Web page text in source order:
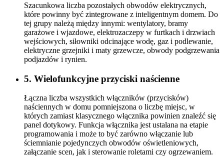
Szacunkowa liczba pozostałych obwodów elektrycznych,
które powinny być zintegrowane z inteligentnym domem. Do
tej grupy należą między innymi: wentylatory, bramy
garażowe i wjazdowe, elektrozaczepy w furtkach i drzwiach
wejściowych, siłowniki odcinające wodę, gaz i podlewanie,
elektryczne grzejniki i maty grzewcze, obwody podgrzewania
podjazdów i rynien.
5. Wielofunkcyjne przyciski naścienne
Łączna liczba wszystkich włączników (przycisków)
naściennych w domu pomniejszona o liczbę miejsc, w
których zamiast klasycznego włącznika powinien znaleźć się
panel dotykowy. Funkcja włącznika jest ustalana na etapie
programowania i może to być zarówno włączanie lub
ściemnianie pojedynczych obwodów oświetleniowych,
załączanie scen, jak i sterowanie roletami czy ogrzewaniem.